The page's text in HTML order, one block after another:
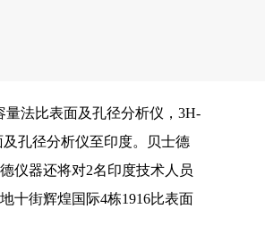
量法比表面及孔径分析仪，3H-
及孔径分析仪至印度。贝士德
仪器还将对2名印度技术人员
十街辉煌国际4栋1916比表面